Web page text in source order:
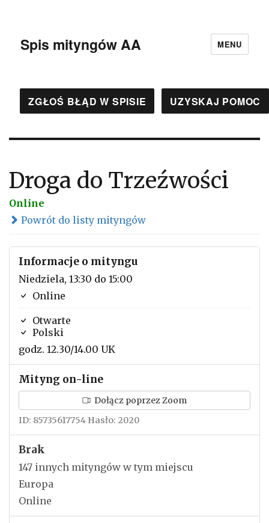
Spis mityngów AA MENU
ZGŁOŚ BŁĄD W SPISIE UZYSKAJ POMOC
Droga do Trzeźwości
Online
Powrót do listy mityngów
Informacje o mityngu
Niedziela, 13:30 do 15:00
Online
Otwarte
Polski
godz. 12.30/14.00 UK
Mityng on-line
Dołącz poprzez Zoom
ID: 85735617754 Hasło: 2020
Brak
147 innych mityngów w tym miejscu
Europa
Online